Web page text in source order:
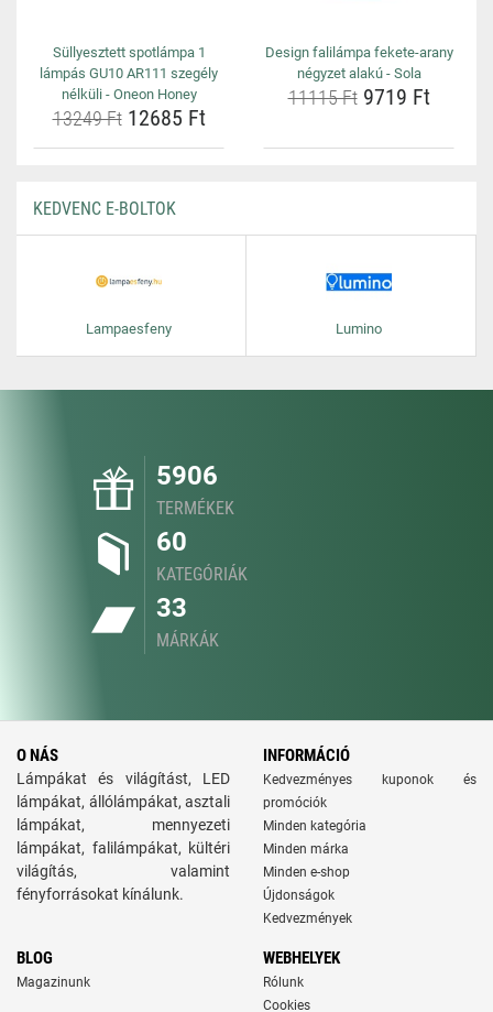
Süllyesztett spotlámpa 1
lámpás GU10 AR111 szegély
nélküli - Oneon Honey
13249 Ft12685 Ft
Design falilámpa fekete-arany
négyzet alakú - Sola
11115 Ft9719 Ft
KEDVENC E-BOLTOK
Lampaesfeny Lumino
5906
TERMÉKEK
60
KATEGÓRIÁK
33
MÁRKÁK
O NÁS
Lámpákat és világítást, LED
lámpákat, állólámpákat, asztali
lámpákat, mennyezeti
lámpákat, falilámpákat, kültéri
világítás, valamint
fényforrásokat kínálunk.
INFORMÁCIÓ
Kedvezményes kuponok és
promóciók
Minden kategória
Minden márka
Minden e-shop
Újdonságok
Kedvezmények
BLOG
Magazinunk
WEBHELYEK
Rólunk
Cookies